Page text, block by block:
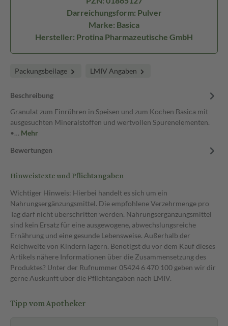
Darreichungsform: Pulver
Marke: Basica
Hersteller: Protina Pharmazeutische GmbH
Packungsbeilage LMIV Angaben
Beschreibung
Granulat zum Einrühren in Speisen und zum Kochen Basica mit
ausgesuchten Mineralstoffen und wertvollen Spurenelementen.
•… Mehr
Bewertungen
Hinweistexte und Pflichtangaben
Wichtiger Hinweis: Hierbei handelt es sich um ein
Nahrungsergänzungsmittel. Die empfohlene Verzehrmenge pro
Tag darf nicht überschritten werden. Nahrungsergänzungsmittel
sind kein Ersatz für eine ausgewogene, abwechslungsreiche
Ernährung und eine gesunde Lebensweise. Außerhalb der
Reichweite von Kindern lagern. Benötigst du vor dem Kauf dieses
Artikels nähere Informationen über die Zusammensetzung des
Produktes? Unter der Rufnummer 05424 6 470 100 geben wir dir
gerne Auskunft über die Pflichtangaben nach LMIV.
Tipp vom Apotheker